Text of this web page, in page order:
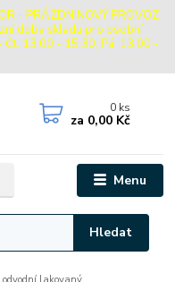
- PRÁZDNINOVÝ PROVOZ
doba skladu pro osobní
13:00 - 15:30, Pá: 13:00 -
Menu
Hledat
0 ks
za 0,00 Kč